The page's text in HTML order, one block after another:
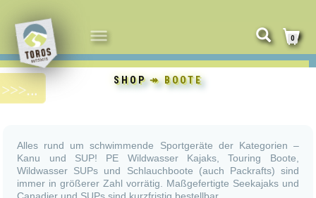
NAVIGATION
UMSCHALTEN
0
SHOP↠ BOOTE
Alles rund um schwimmende Sportgeräte der Kategorien –
Kanu und SUP! PE Wildwasser Kajaks, Touring Boote,
Wildwasser SUPs und Schlauchboote (auch Packrafts) sind
immer in größerer Zahl vorrätig. Maßgefertigte Seekajaks und